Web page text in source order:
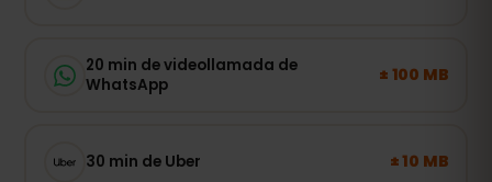
20 min de videollamada de
WhatsApp
± 100 MB
30 min de Uber ± 10 MB